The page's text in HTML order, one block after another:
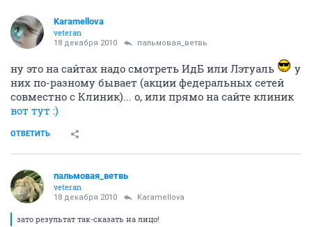
Karamellova
veteran
18 декабря 2010 пальмовая_ветвь
ну это на сайтах надо смотреть ИдБ или Лэтуаль
у
них по-разному бывает (акции федеральных сетей
совместно с Клиник)... о, или прямо на сайте клиник
вот тут :)
ОТВЕТИТЬ
пальмовая_ветвь
veteran
18 декабря 2010 Karamellova
зато результат так-сказать на лицо!